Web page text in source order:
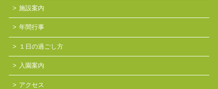
施設案内
年間行事
１日の過ごし方
入園案内
アクセス